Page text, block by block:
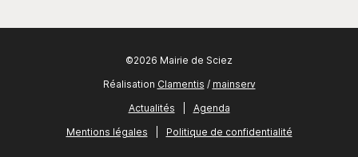
©2026 Mairie de Sciez
Réalisation Clamentis / mainserv
Actualités
Agenda
Mentions légales
Politique de confidentialité